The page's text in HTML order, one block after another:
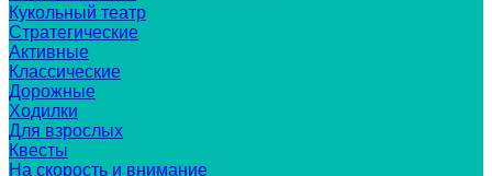
Кукольный театр
Стратегические
Активные
Классические
Дорожные
Ходилки
Для взрослых
Квесты
На скорость и внимание